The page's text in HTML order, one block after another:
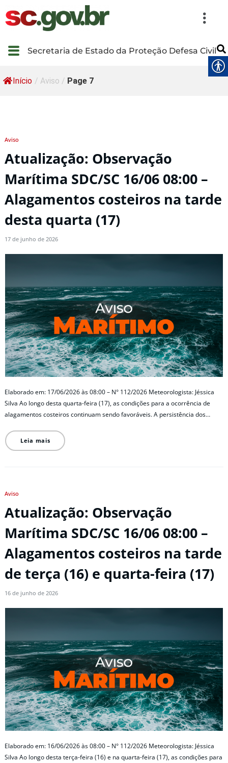
Secretaria de Estado da Proteção Defesa Civil
Início / Aviso / Page 7
Aviso
Atualização: Observação
Marítima SDC/SC 16/06 08:00 –
Alagamentos costeiros na tarde
desta quarta (17)
17 de junho de 2026
Elaborado em: 17/06/2026 às 08:00 – N° 112/2026 Meteorologista: Jéssica
Silva Ao longo desta quarta-feira (17), as condições para a ocorrência de
alagamentos costeiros continuam sendo favoráveis. A persistência dos…
Leia mais
Aviso
Atualização: Observação
Marítima SDC/SC 16/06 08:00 –
Alagamentos costeiros na tarde
de terça (16) e quarta-feira (17)
16 de junho de 2026
Elaborado em: 16/06/2026 às 08:00 – N° 112/2026 Meteorologista: Jéssica
Silva Ao longo desta terça-feira (16) e na quarta-feira (17), as condições para